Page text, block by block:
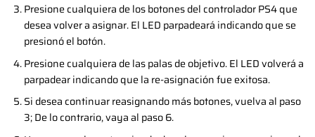
Presione cualquiera de los botones del controlador PS4 que
desea volver a asignar. El LED parpadeará indicando que se
presionó el botón.
Presione cualquiera de las palas de objetivo. El LED volverá a
parpadear indicando que la re-asignación fue exitosa.
Si desea continuar reasignando más botones, vuelva al paso
3; De lo contrario, vaya al paso 6.